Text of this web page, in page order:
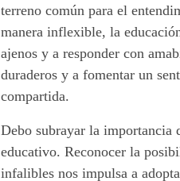
l
o
r
d
terreno común para el
manera inflexible, la
ajenos y a responder con
duraderos y a fomentar un
compartida.
Debo subrayar la importancia
educativo. Reconocer la
infalibles nos impulsa a